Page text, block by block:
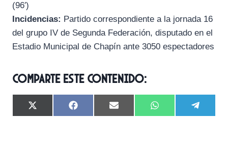
(96′)
Incidencias: Partido correspondiente a la jornada 16
del grupo IV de Segunda Federación, disputado en el
Estadio Municipal de Chapín ante 3050 espectadores
Comparte este contenido:
C
o
X
(
C
o
F
a
C
o
E
m
C
o
W
h
C
o
e